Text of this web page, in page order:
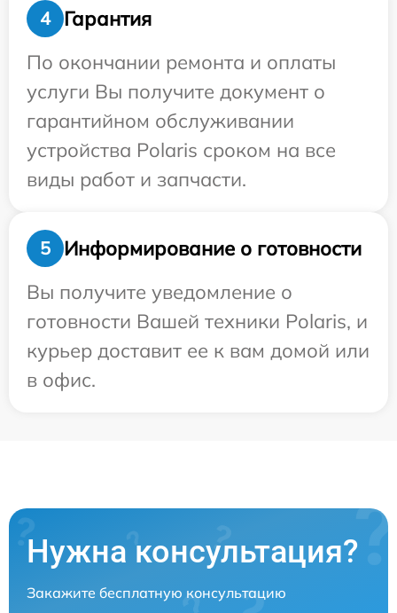
4
Гарантия
По окончании ремонта и оплаты
услуги Вы получите документ о
гарантийном обслуживании
устройства Polaris сроком на все
виды работ и запчасти.
5
Информирование о готовности
Вы получите уведомление о
готовности Вашей техники Polaris, и
курьер доставит ее к вам домой или
в офис.
Нужна консультация?
Закажите бесплатную консультацию